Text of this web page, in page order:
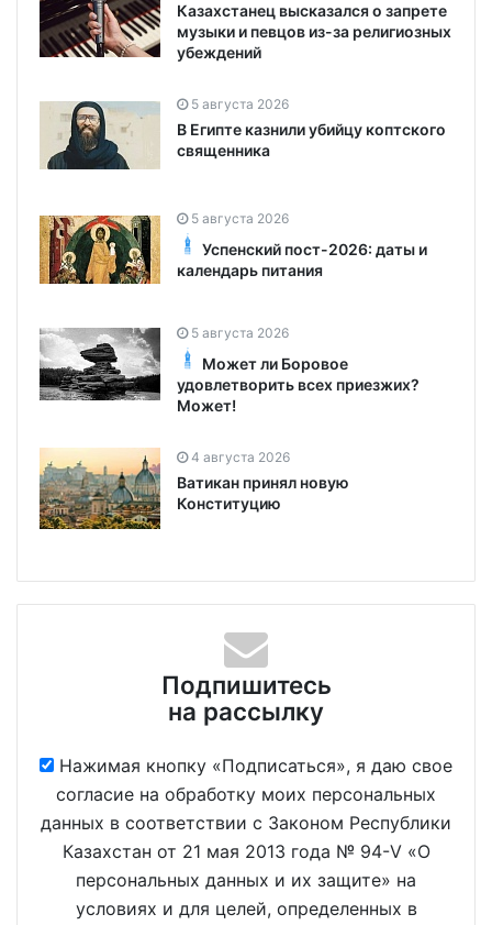
Казахстанец высказался о запрете
музыки и певцов из-за религиозных
убеждений
5 августа 2026
В Египте казнили убийцу коптского
священника
5 августа 2026
Успенский пост-2026: даты и
календарь питания
5 августа 2026
Может ли Боровое
удовлетворить всех приезжих?
Может!
4 августа 2026
Ватикан принял новую
Конституцию
Подпишитесь
на рассылку
Нажимая кнопку «Подписаться», я даю свое
согласие на обработку моих персональных
данных в соответствии с Законом Республики
Казахстан от 21 мая 2013 года № 94-V «О
персональных данных и их защите» на
условиях и для целей, определенных в